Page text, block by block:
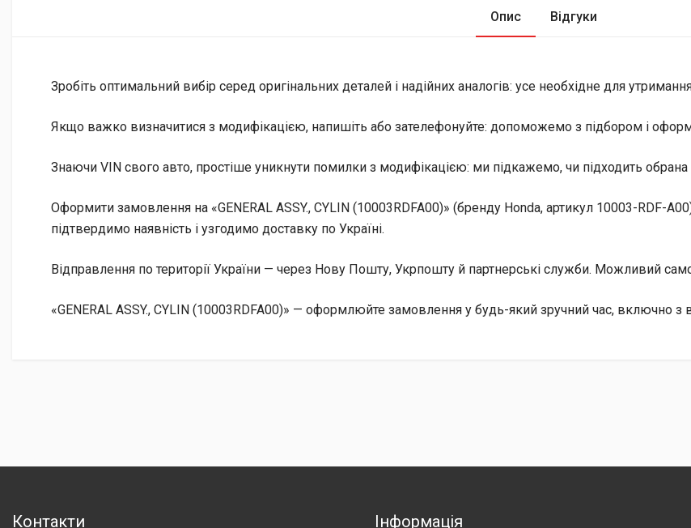
Опис Відгуки
Зробіть оптимальний вибір серед оригінальних деталей і надійних аналогів: усе необхідне для
Якщо важко визначитися з модифікацією, напишіть або зателефонуйте: допоможемо з підбором і
Знаючи VIN свого авто, простіше уникнути помилки з модифікацією: ми підкажемо, чи підходить обрана
Оформити замовлення на «GENERAL ASSY., CYLIN (10003RDFA00)» (бренду Honda, артикул 10003-RDF-
підтвердимо наявність і узгодимо доставку по Україні.
Відправлення по території України — через Нову Пошту, Укрпошту й партнерські служби. Можливий
«GENERAL ASSY., CYLIN (10003RDFA00)» — оформлюйте замовлення у будь-який зручний час, включно з
Контакти Інформація